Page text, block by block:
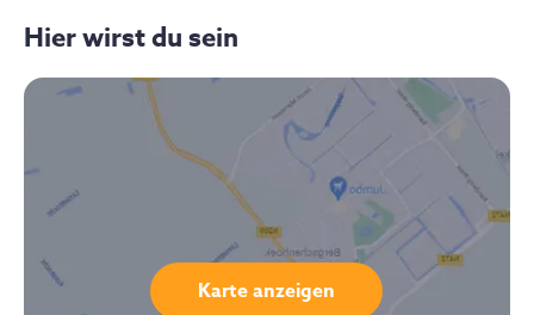
Hier wirst du sein
Karte anzeigen